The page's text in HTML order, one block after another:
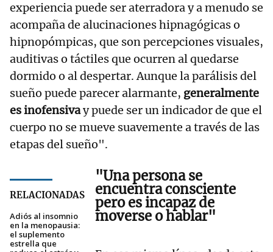
experiencia puede ser aterradora y a menudo se
acompaña de alucinaciones hipnagógicas o
hipnopómpicas, que son percepciones visuales,
auditivas o táctiles que ocurren al quedarse
dormido o al despertar. Aunque la parálisis del
sueño puede parecer alarmante, generalmente
es inofensivay puede ser un indicador de que el
cuerpo no se mueve suavemente a través de las
etapas del sueño".
RELACIONADAS
Adiós al insomnio
en la menopausia:
el suplemento
estrella que
"Una persona se
encuentraconsciente
pero es incapaz de
moverse o hablar"